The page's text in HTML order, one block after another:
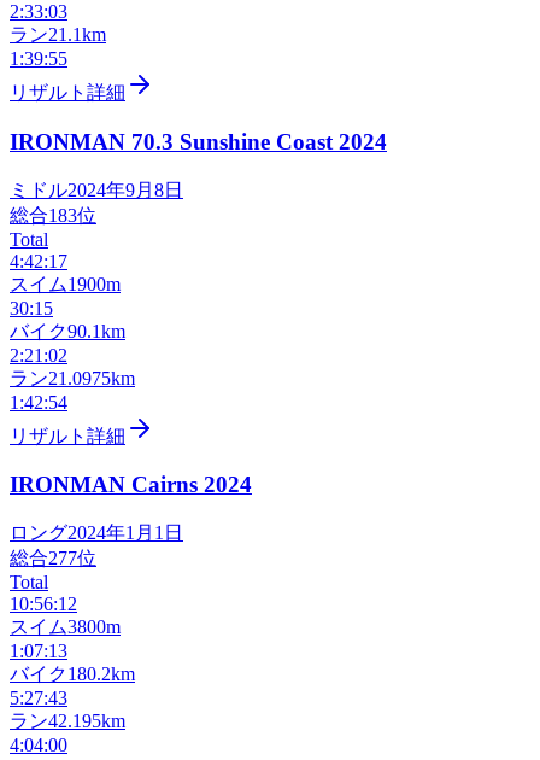
2:33:03
ラン21.1km
1:39:55
リザルト詳細
IRONMAN 70.3 Sunshine Coast 2024
ミドル2024年9月8日
総合183位
Total
4:42:17
スイム1900m
30:15
バイク90.1km
2:21:02
ラン21.0975km
1:42:54
リザルト詳細
IRONMAN Cairns 2024
ロング2024年1月1日
総合277位
Total
10:56:12
スイム3800m
1:07:13
バイク180.2km
5:27:43
ラン42.195km
4:04:00